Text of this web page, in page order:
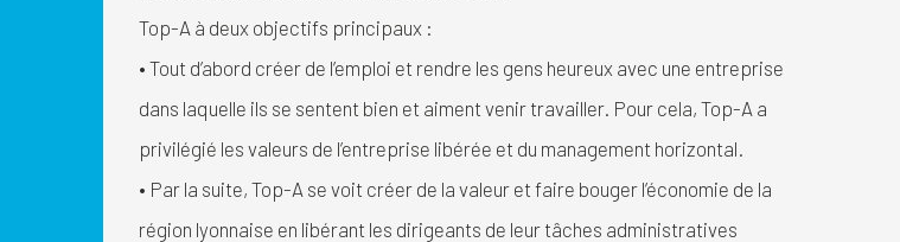
Top-A à deux objectifs principaux :
• Tout d’abord créer de l’emploi et rendre les gens heureux avec une entreprise
dans laquelle ils se sentent bien et aiment venir travailler. Pour cela, Top-A a
privilégié les valeurs de l’entreprise libérée et du management horizontal.
• Par la suite, Top-A se voit créer de la valeur et faire bouger l’économie de la
région lyonnaise en libérant les dirigeants de leur tâches administratives